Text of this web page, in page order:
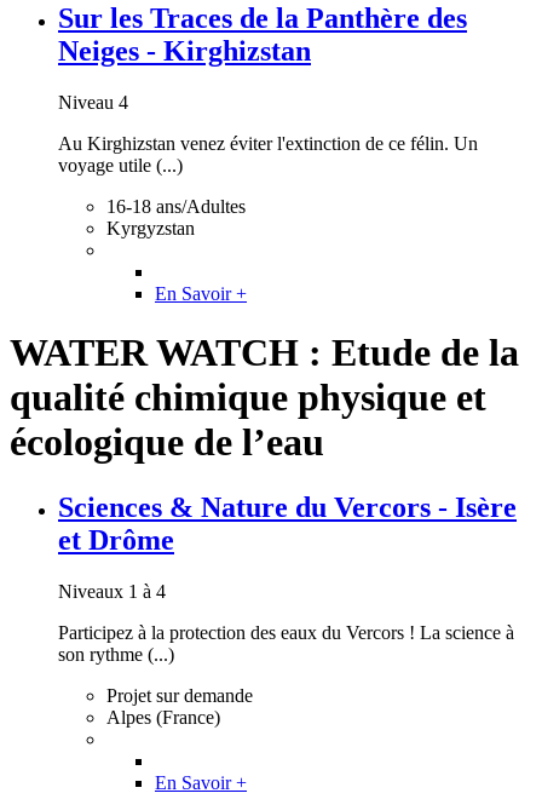
Sur les Traces de la Panthère des
Neiges - Kirghizstan
Niveau 4
Au Kirghizstan venez éviter l'extinction de ce félin. Un
voyage utile (...)
16-18 ans/Adultes
Kyrgyzstan
En Savoir +
WATER WATCH : Etude de la
qualité chimique physique et
écologique de l’eau
Sciences & Nature du Vercors - Isère
et Drôme
Niveaux 1 à 4
Participez à la protection des eaux du Vercors ! La science à
son rythme (...)
Projet sur demande
Alpes (France)
En Savoir +